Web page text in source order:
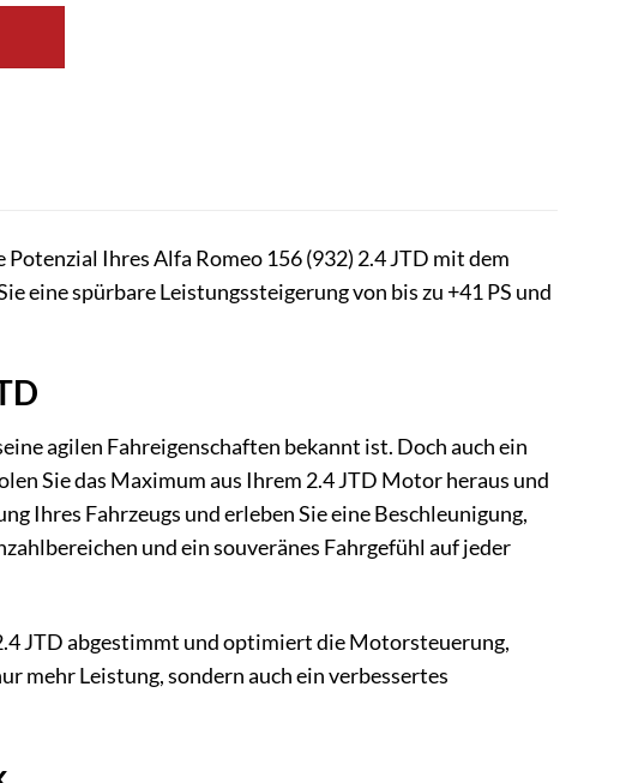
Ihres Alfa Romeo 156 (932) 2.4 JTD mit dem
eine spürbare Leistungssteigerung von bis zu +41 PS und
agilen Fahreigenschaften bekannt ist. Doch auch ein
Sie das Maximum aus Ihrem 2.4 JTD Motor heraus und
Ihres Fahrzeugs und erleben Sie eine Beschleunigung,
und ein souveränes Fahrgefühl auf jeder
JTD abgestimmt und optimiert die Motorsteuerung,
mehr Leistung, sondern auch ein verbessertes